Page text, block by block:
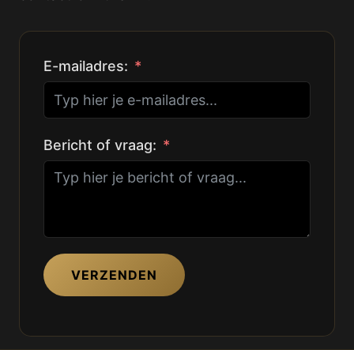
E-mailadres:
Bericht of vraag:
VERZENDEN